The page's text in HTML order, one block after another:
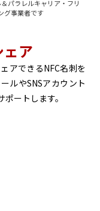
パラレルキャリア・フリ
グ事業者です
ア
アできるNFC名刺を
ルやSNSアカウント
ートします。